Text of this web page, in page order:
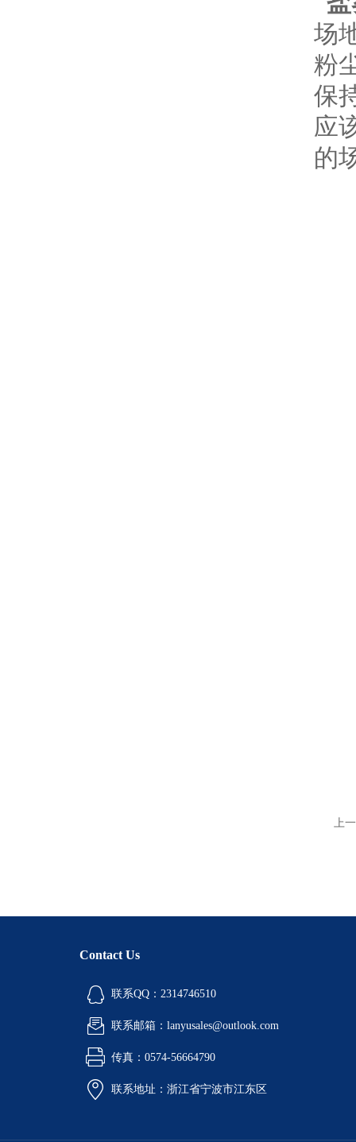
场
粉
保
应
的
上
Contact Us
联系QQ：2314746510
联系邮箱：lanyusales@outlook.com
传真：0574-56664790
联系地址：浙江省宁波市江东区